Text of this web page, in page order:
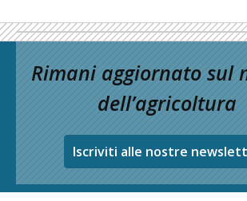
Rimani aggiornato sul
dell’agricoltura
Iscriviti alle nostre